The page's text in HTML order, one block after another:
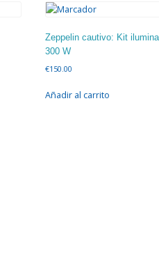
Zeppelin cautivo: Kit
300 W
€150.00
Añadir al carrito